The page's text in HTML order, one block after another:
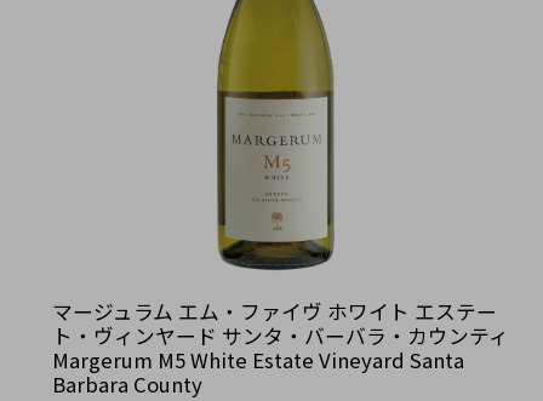
マージュラム エム・ファイヴ ホワイト エステー
ト・ヴィンヤード サンタ・バーバラ・カウンティ
Margerum M5 White Estate Vineyard Santa
Barbara County